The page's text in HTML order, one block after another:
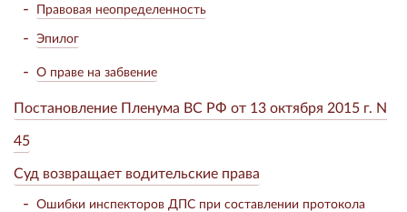
Правовая неопределенность
Эпилог
О праве на забвение
Постановление Пленума ВС РФ от 13 октября 2015 г. N
45
Суд возвращает водительские права
Ошибки инспекторов ДПС при составлении протокола